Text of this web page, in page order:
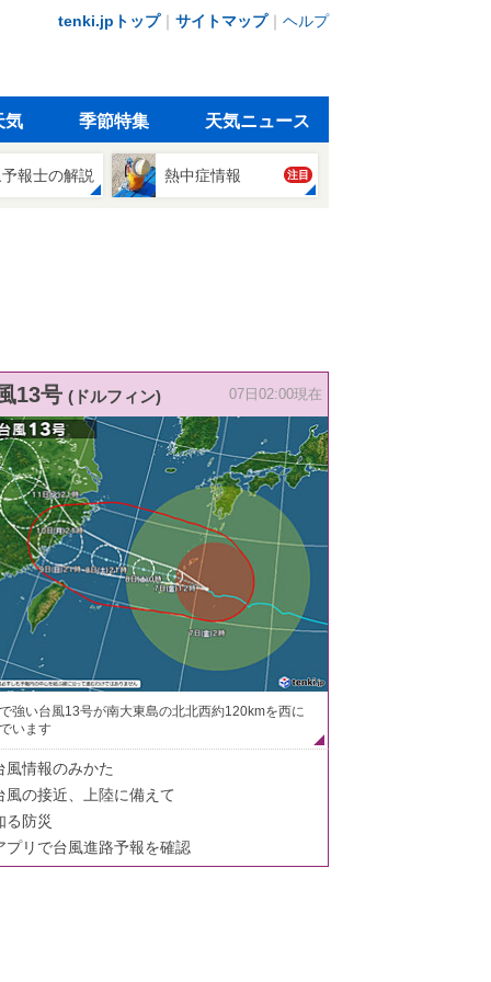
tenki.jpトップ｜ サイトマップ｜ ヘルプ
気 季節特集 天気ニュース
報士の解説 熱中症情報 注目
13号 (ドルフィン) 07日02:00現在
強い台風13号が南大東島の北北西約120kmを西に
います
風情報のみかた
風の接近、上陸に備えて
る防災
プリで台風進路予報を確認